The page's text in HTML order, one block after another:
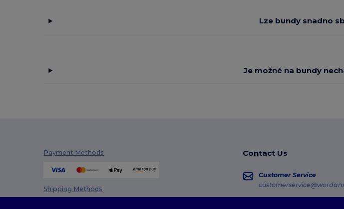
Lze bundy snadno
Je možné na bundy
Payment Methods
Shipping Methods
Contact Us
Customer Service